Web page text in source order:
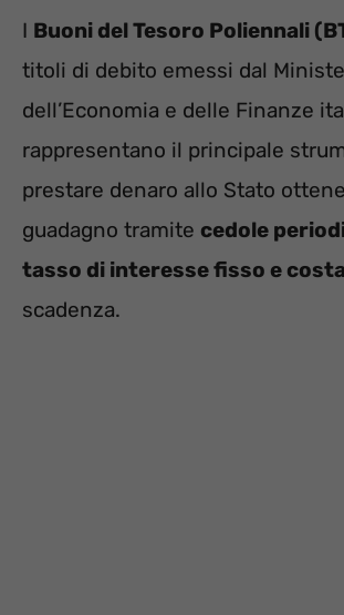
I Buoni del Tesoro Poliennali
titoli di debito emessi dal
dell’Economia e delle Finanze
rappresentano il principale
prestare denaro allo Stato
guadagno tramite cedole
tasso di interesse fisso e
scadenza.